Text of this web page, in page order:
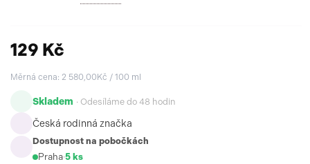
129 Kč
Měrná cena: 2 580,00Kč / 100 ml
Skladem · Odesíláme do 48 hodin
Česká rodinná značka
Dostupnost na pobočkách
Praha·5 ks